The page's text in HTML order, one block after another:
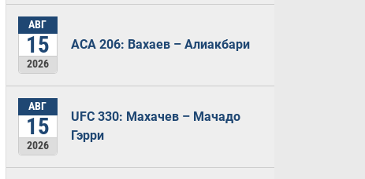
АВГ
15
2026
ACA 206: Вахаев – Алиакбари
АВГ
15
2026
UFC 330: Махачев – Мачадо
Гэрри